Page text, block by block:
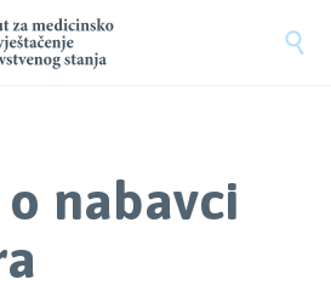

nabavci